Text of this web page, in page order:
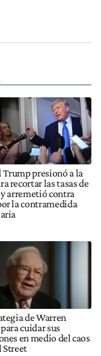
presionó a la
recortar las tasas de
arremetió contra
la contramedida
de Warren
cuidar sus
en medio del caos
Street